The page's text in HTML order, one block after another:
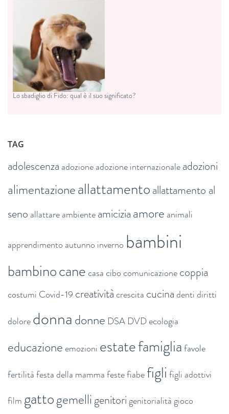
Lo sbadiglio di Fido: qual è il suo significato?
TAG
adolescenza adozioneadozione internazionaleadozioni
alimentazioneallattamentoallattamento al
seno allattareambienteamiciziaamore animali
apprendimento autunno inverno bambini
bambinocanecasacibocomunicazionecoppia
costumi Covid-19 creativitàcrescita cucinadentidiritti
doloredonnadonne DSA DVDecologia
educazioneemozioni estatefamigliafavole
fertilitàfesta della mammafestefiabefigli figli adottivi
film gattogemelligenitorigenitorialitàgioco